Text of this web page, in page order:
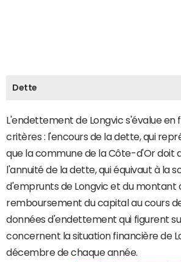
Dette
L'endettement de Longvic s'évalue en
critères : l'encours de la dette, qui
que la commune de la Côte-d'Or doit
l'annuité de la dette, qui équivaut à la
d'emprunts de Longvic et du montant
remboursement du capital au cours
données d'endettement qui figurent
concernent la situation financière de
décembre de chaque année.